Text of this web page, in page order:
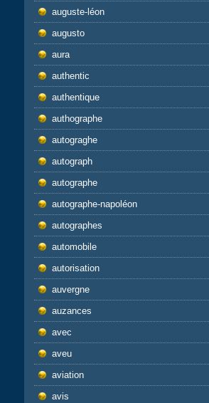
auguste-léon
augusto
aura
authentic
authentique
authographe
autograghe
autograph
autographe
autographe-napoléon
autographes
automobile
autorisation
auvergne
auzances
avec
aveu
aviation
avis